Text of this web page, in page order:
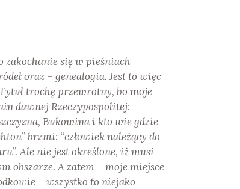
zakochanie się w pieśniach
oraz – genealogia. Jest to więc
trochę przewrotny, bo moje
dawnej Rzeczypospolitej:
Bukowina i kto wie gdzie
brzmi: “człowiek należący do
Ale nie jest określone, iż musi
obszarze. A zatem – moje miejsce
– wszystko to niejako